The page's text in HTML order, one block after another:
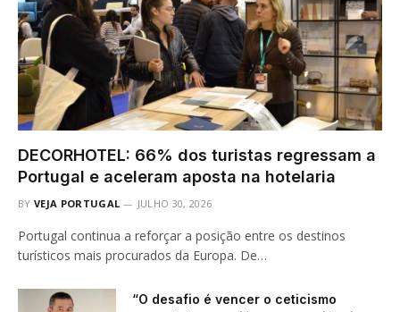
DECORHOTEL: 66% dos turistas regressam a
Portugal e aceleram aposta na hotelaria
BY VEJA PORTUGAL JULHO 30, 2026
Portugal continua a reforçar a posição entre os destinos
turísticos mais procurados da Europa. De…
“O desafio é vencer o ceticismo